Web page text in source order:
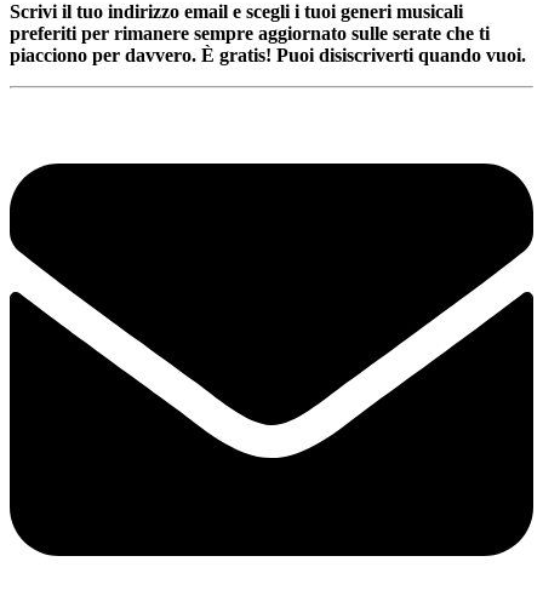
Scrivi il tuo indirizzo email e scegli i tuoi generi musicali
preferiti per rimanere sempre aggiornato sulle serate che ti
piacciono per davvero. È gratis! Puoi disiscriverti quando vuoi.